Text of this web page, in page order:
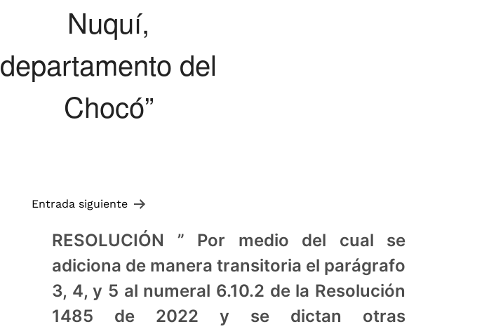
Nuquí,
departamento del
Chocó”
Entrada siguiente
RESOLUCIÓN ” Por medio del cual se
adiciona de manera transitoria el parágrafo
3, 4, y 5 al numeral 6.10.2 de la Resolución
1485 de 2022 y se dictan otras